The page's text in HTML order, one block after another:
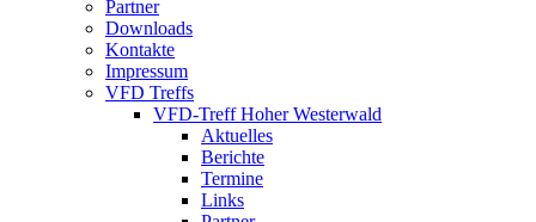
Partner
Downloads
Kontakte
Impressum
VFD Treffs
VFD-Treff Hoher Westerwald
Aktuelles
Berichte
Termine
Links